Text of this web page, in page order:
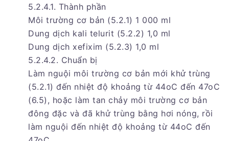
5.2.4.1. Thành phần
Môi trường cơ bản (5.2.1) 1 000 ml
Dung dịch kali telurit (5.2.2) 1,0 ml
Dung dịch xefixim (5.2.3) 1,0 ml
5.2.4.2. Chuẩn bị
Làm nguội môi trường cơ bản mới khử trùng
(5.2.1) đến nhiệt độ khoảng từ 44oC đến 47oC
(6.5), hoặc làm tan chảy môi trường cơ bản
đông đặc và đã khử trùng bằng hơi nóng, rồi
làm nguội đến nhiệt độ khoảng từ 44oC đến